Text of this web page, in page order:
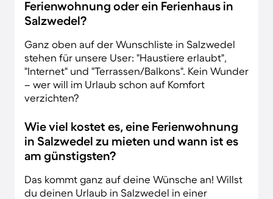
Ferienwohnung oder ein Ferienhaus in
Salzwedel?
Ganz oben auf der Wunschliste in Salzwedel
stehen für unsere User: "Haustiere erlaubt",
"Internet" und "Terrassen/Balkons". Kein Wunder
– wer will im Urlaub schon auf Komfort
verzichten?
Wie viel kostet es, eine Ferienwohnung
in Salzwedel zu mieten und wann ist es
am günstigsten?
Das kommt ganz auf deine Wünsche an! Willst
du deinen Urlaub in Salzwedel in einer